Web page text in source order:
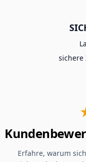
sichere
Erfahre, warum